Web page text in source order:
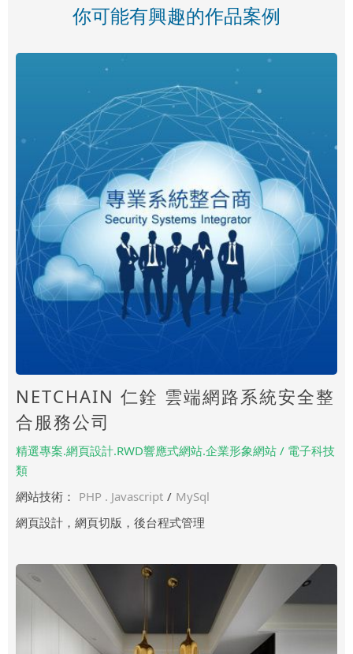
你可能有興趣的作品案例
NETCHAIN 仁銓 雲端網路系統安全整
合服務公司
精選專案.網頁設計.RWD響應式網站.企業形象網站 / 電子科技
類
網站技術： PHP . Javascript / MySql
網頁設計，網頁切版，後台程式管理